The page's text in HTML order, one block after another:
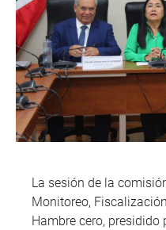
La sesión de la
Monitoreo,
Hambre cero,